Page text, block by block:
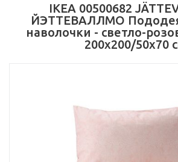
IKEA 00500682
ЙЭТТЕВАЛЛМО
наволочки - светло-
200x200/50x70